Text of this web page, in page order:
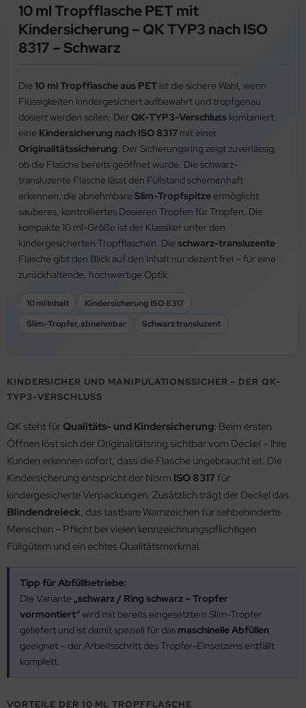
10 ml Tropfflasche PET mit
Kindersicherung – QK TYP3 nach ISO
8317 – Schwarz
Die 10 ml Tropfflasche aus PET ist die sichere Wahl, wenn
Flüssigkeiten kindergesichert aufbewahrt und tropfgenau
dosiert werden sollen. DerQK-TYP3-Verschluss kombiniert
eine Kindersicherung nach ISO 8317 mit einer
Originalitätssicherung: Der Sicherungsring zeigt zuverlässig,
ob die Flasche bereits geöffnet wurde. Die schwarz-
transluzente Flasche lässt den Füllstand schemenhaft
erkennen, die abnehmbare Slim-Tropfspitzeermöglicht
sauberes, kontrolliertes Dosieren Tropfen für Tropfen. Die
kompakte 10 ml-Größe ist der Klassiker unter den
kindergesicherten Tropfflaschen. Die schwarz-transluzente
Flasche gibt den Blick auf den Inhalt nur dezent frei – für eine
zurückhaltende, hochwertige Optik.
10 ml Inhalt
Kindersicherung ISO 8317
Slim-Tropfer, abnehmbar
Schwarz transluzent
KINDERSICHER UND MANIPULATIONSSICHER – DER QK-
TYP3-VERSCHLUSS
QK steht fürQualitäts- und Kindersicherung: Beim ersten
Öffnen löst sich der Originalitätsring sichtbar vom Deckel – Ihre
Kunden erkennen sofort, dass die Flasche ungebraucht ist. Die
Kindersicherung entspricht der Norm ISO 8317für
kindergesicherte Verpackungen. Zusätzlich trägt der Deckel das
Blindendreieck, das tastbare Warnzeichen für sehbehinderte
Menschen – Pflicht bei vielen kennzeichnungspflichtigen
Füllgütern und ein echtes Qualitätsmerkmal.
Tipp für Abfüllbetriebe:
Die Variante „schwarz / Ring schwarz – Tropfer
vormontiert“wird mit bereits eingesetztem Slim-Tropfer
geliefert und ist damit speziell für das maschinelle Abfüllen
geeignet – der Arbeitsschritt des Tropfer-Einsetzens entfällt
komplett.
VORTEILE DER 10 ML TROPFFLASCHE